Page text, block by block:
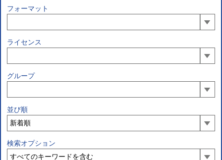
フォーマット
ライセンス
グループ
並び順
検索オプション